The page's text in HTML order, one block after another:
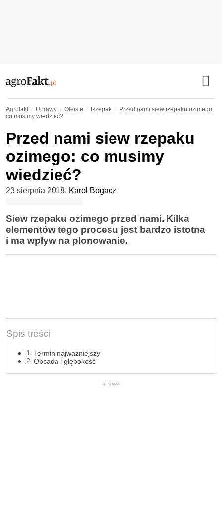
Agrofakt Uprawy Oleiste Rzepak
Przed nami siew rzepaku ozimego:
co musimy wiedzieć?
Przed nami siew rzepaku
ozimego: co musimy
wiedzieć?
23 sierpnia 2018, Karol Bogacz
Siew rzepaku ozimego przed nami. Kilka
elementów tego procesu jest bardzo istotna
i ma wpływ na plonowanie.
Spis treści
Termin najważniejszy
Obsada i głębokość
REKLAMA